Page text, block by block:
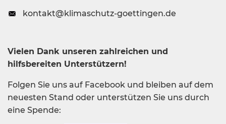
kontakt@klimaschutz-goettingen.de
Vielen Dank unseren zahlreichen und
hilfsbereiten Unterstützern!
Folgen Sie uns auf Facebook und bleiben auf dem
neuesten Stand oder unterstützen Sie uns durch
eine Spende: